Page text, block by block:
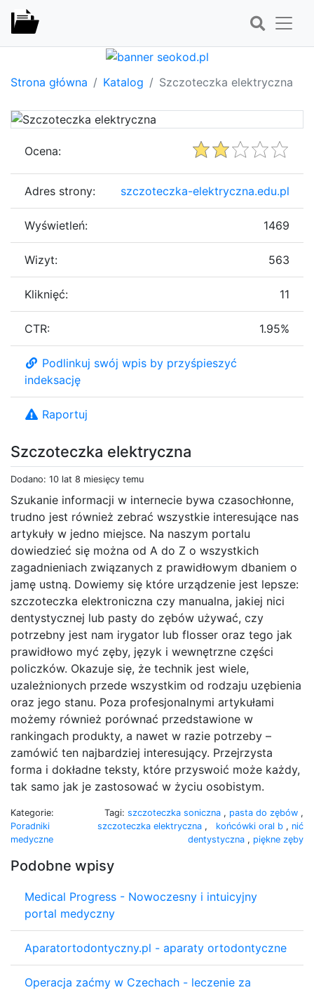
Strona główna Katalog Szczoteczka elektryczna
Szczoteczka elektryczna
Dodano: 10 lat 8 miesięcy temu
Szukanie informacji w internecie bywa czasochłonne,
trudno jest również zebrać wszystkie interesujące nas
artykuły w jedno miejsce. Na naszym portalu
dowiedzieć się można od A do Z o wszystkich
zagadnieniach związanych z prawidłowym dbaniem o
jamę ustną. Dowiemy się które urządzenie jest lepsze:
szczoteczka elektroniczna czy manualna, jakiej nici
dentystycznej lub pasty do zębów używać, czy
potrzebny jest nam irygator lub flosser oraz tego jak
prawidłowo myć zęby, język i wewnętrzne części
policzków. Okazuje się, że technik jest wiele,
uzależnionych przede wszystkim od rodzaju uzębienia
oraz jego stanu. Poza profesjonalnymi artykułami
możemy również porównać przedstawione w
rankingach produkty, a nawet w razie potrzeby –
zamówić ten najbardziej interesujący. Przejrzysta
forma i dokładne teksty, które przyswoić może każdy,
tak samo jak je zastosować w życiu osobistym.
Kategorie:
Poradniki
medyczne
Tagi: szczoteczka soniczna , pasta do zębów ,
szczoteczka elektryczna , końcówki oral b , nić
dentystyczna , piękne zęby
Podobne wpisy
Medical Progress - Nowoczesny i intuicyjny
portal medyczny
Aparatortodontyczny.pl - aparaty ortodontyczne
Operacja zaćmy w Czechach - leczenie za
Ocena:
Adres strony: szczoteczka-elektryczna.edu.pl
Wyświetleń: 1469
Wizyt: 563
Kliknięć: 11
CTR: 1.95%
Podlinkuj swój wpis by przyśpieszyć
indeksację
Raportuj